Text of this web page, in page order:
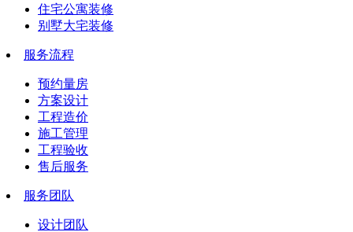
住宅公寓装修
别墅大宅装修
服务流程
预约量房
方案设计
工程造价
施工管理
工程验收
售后服务
服务团队
设计团队